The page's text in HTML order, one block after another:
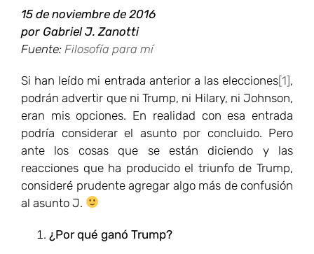
15 de noviembre de 2016
por Gabriel J. Zanotti
Fuente: Filosofía para mí
Si han leído mi entrada anterior a las elecciones[1],
podrán advertir que ni Trump, ni Hilary, ni Johnson,
eran mis opciones. En realidad con esa entrada
podría considerar el asunto por concluido. Pero
ante los cosas que se están diciendo y las
reacciones que ha producido el triunfo de Trump,
consideré prudente agregar algo más de confusión
al asunto J.
¿Por qué ganó Trump?